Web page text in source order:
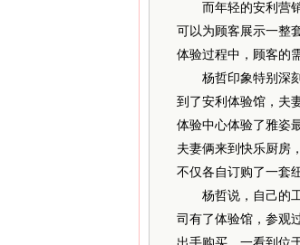
而年轻的安利营销
可以为顾客展示一整
体验过程中，顾客的
杨哲印象特别深刻
到了安利体验馆，夫
体验中心体验了雅姿
夫妻俩来到快乐厨房
不仅各自订购了一套
杨哲说，自己的工
司有了体验馆，参观